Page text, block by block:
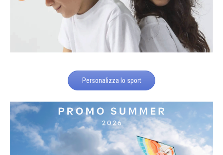
Personalizza lo sport